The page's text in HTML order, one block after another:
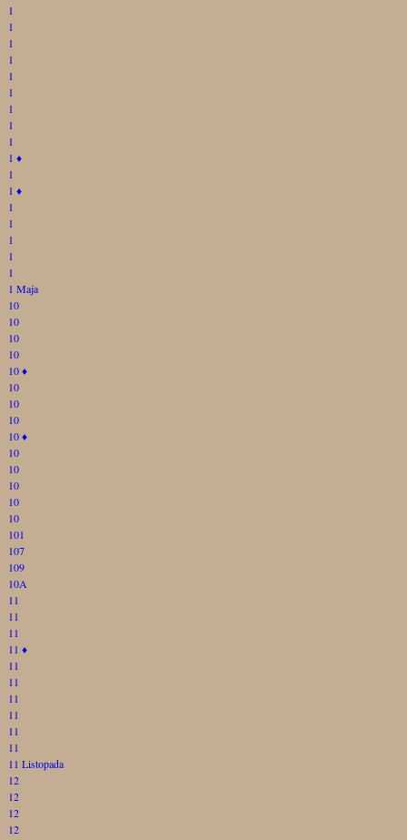
1
1
1
1
1
1
1
1
1
1 ♦
1
1 ♦
1
1
1
1
1
1 Maja
10
10
10
10
10♦
10
10
10
10♦
10
10
10
10
10
101
107
109
10A
11
11
11
11 ♦
11
11
11
11
11
11
11 Listopada
12
12
12
12